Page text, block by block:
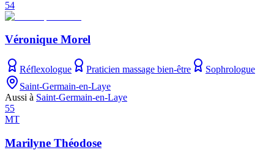
54
Véronique Morel
Réflexologue Praticien massage bien-être
Sophrologue
Saint-Germain-en-Laye
Aussi à Saint-Germain-en-Laye
55
MT
Marilyne Théodose